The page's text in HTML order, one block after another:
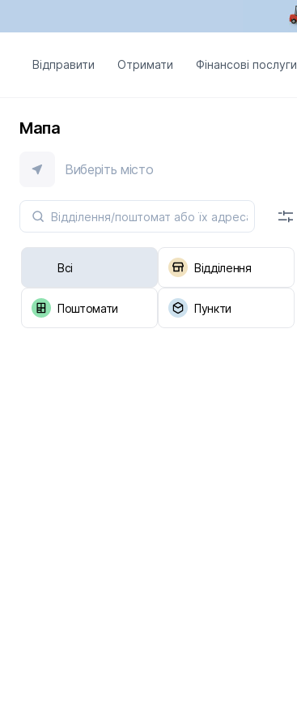
Відправити Отримати Фінансові послуги
Мапа
Виберіть місто
Всі Відділення
Поштомати Пункти